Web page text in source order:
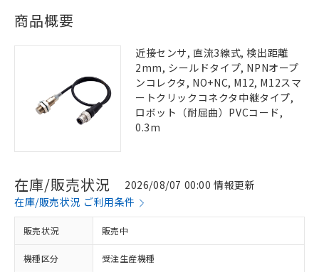
商品概要
近接センサ, 直流3線式, 検出距離
2mm, シールドタイプ, NPNオープ
ンコレクタ, NO+NC, M12, M12スマ
ートクリックコネクタ中継タイプ,
ロボット（耐屈曲）PVCコード,
0.3m
在庫/販売状況
2026/08/07 00:00 情報更新
在庫/販売状況 ご利用条件
販売状況 販売中
機種区分 受注生産機種